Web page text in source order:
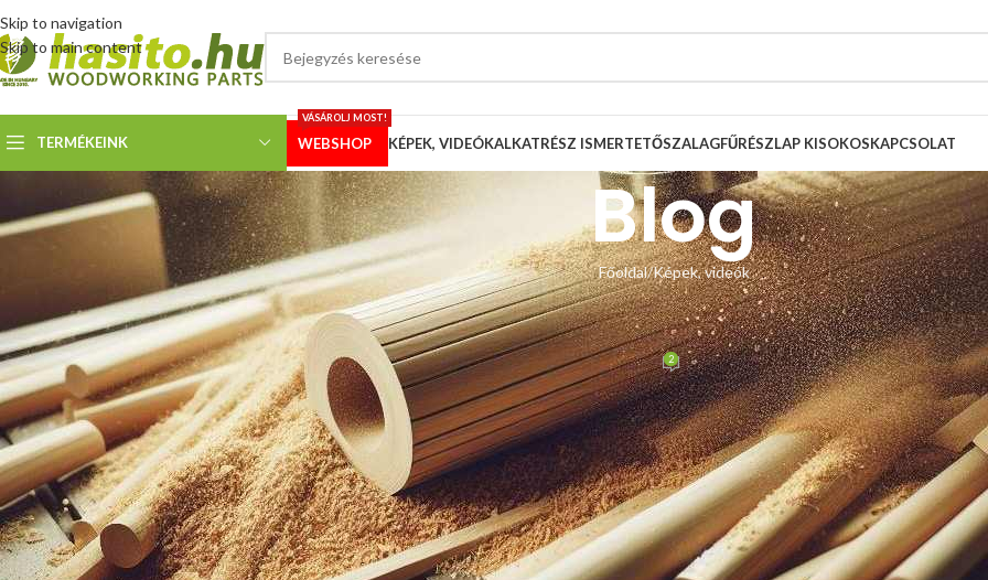
Skip to navigation
Skip to main content
TERMÉKEINK WEBSHOP
VÁSÁROLJ MOST!
KÉPEK, VIDEÓKALKATRÉSZ ISMERTETŐSZALAGFŰRÉSZLAP KISOKOSKAPCSOLAT
Blog
Főoldal Képek, videók
KÉPEK, VIDEÓK
Vásárlói fotók
Megosztotta Hoffmann Zsolt Be június 2, 2014 2
Az alábbi leírást és a fotókat Szentlőrinckátáról kaptuk:
„Elkészült a hasító gépem. Megígértem, hogy küldök képeket a gépről.
A váz szerkezet 50 x 50 es és 40 x 40 es zártszelvényből készült. Az asztal ragasztott préselt 12 mm vastag furnér lemez. A 3 fázisú motor 1450
ford/p. Adattábla híján a teljesítmény 3 – 4 kw a villanyszerelő szerint. Három állású kapcsolóval ellátva. Az asztal egyszerűen levehető, ill.
lehúzható. Az ékszíjtárcsa a motoron 90 a kúptengelyen 350 mm és ez vasból készült. A súlya 32 kg. A csapágyház,a csapágy a kúp tengely és a
es kúp Önöktől van. Próba még nem volt, mert nincs alapanyag.Ha megjön a méterfa, küldök videót is a próbáról. Bízom benne, hogy jól fog